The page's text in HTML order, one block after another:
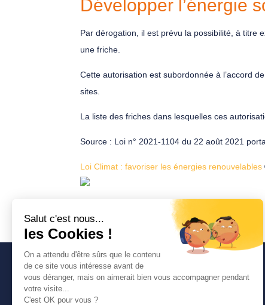
Développer l’énergie
Par dérogation, il est prévu la possibilité, à titre
une friche.
Cette autorisation est subordonnée à l’accord
sites.
La liste des friches dans lesquelles ces
Source : Loi n° 2021-1104 du 22 août 2021
Loi Climat : favoriser les énergies renouvelables